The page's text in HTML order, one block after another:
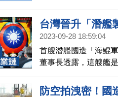
台灣晉升「潛艦
家印傳被帶走 恒
陳莉蓮乘n7現身
2023-09-28 18:59:04
首艘潛艦國造「海鯤
董事長透露，這艘艦
廠商，近千人參與，
防空拍洩密！國